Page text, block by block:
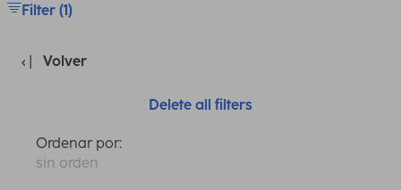
Filter (1)
Volver
Delete all filters
Ordenar por:
sin orden